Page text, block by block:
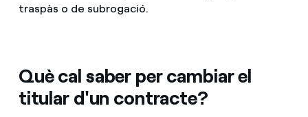
traspàs o de subrogació.
Què cal saber per cambiar el
titular d'un contracte?